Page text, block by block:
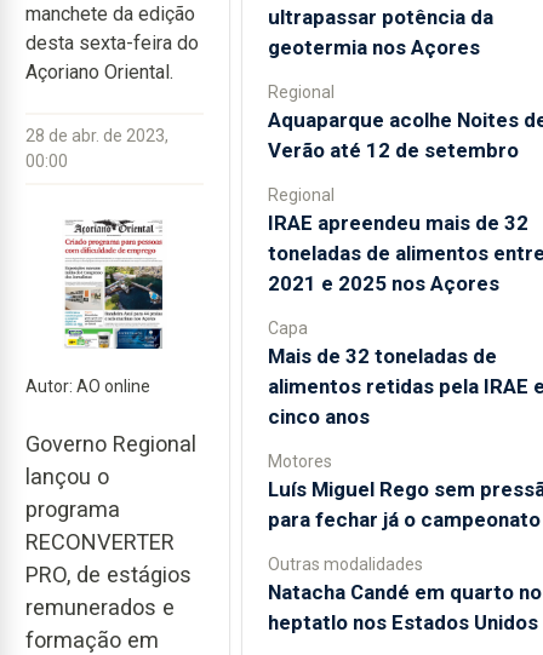
manchete da edição
desta sexta-feira do
Açoriano Oriental.
28 de abr. de 2023,
00:00
Autor: AO online
Governo Regional
lançou o
programa
RECONVERTER
PRO, de estágios
remunerados e
formação em
ultrapassar potência da
geotermia nos Açores
Regional
Aquaparque acolhe Noites
Verão até 12 de setembro
Regional
IRAE apreendeu mais de 32
toneladas de alimentos
2021 e 2025 nos Açores
Capa
Mais de 32 toneladas de
alimentos retidas pela IRAE
cinco anos
Motores
Luís Miguel Rego sem
para fechar já o campeonato
Outras modalidades
Natacha Candé em quarto no
heptatlo nos Estados Unidos